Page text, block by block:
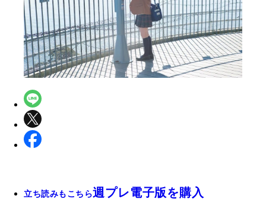
立ち読みもこちら週プレ電子版を購入